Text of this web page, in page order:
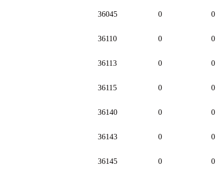
36045 0 0
36110 0 0
36113 0 0
36115 0 0
36140 0 0
36143 0 0
36145 0 0